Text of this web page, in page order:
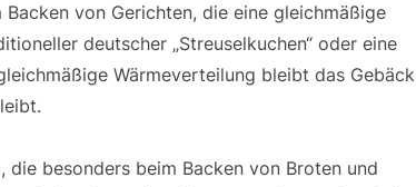
von Gerichten, die eine gleichmäßige
deutscher „Streuselkuchen“ oder eine
Wärmeverteilung bleibt das Gebäck
, die besonders beim Backen von Broten und